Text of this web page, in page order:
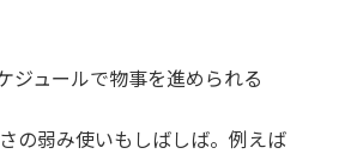
ジュールで物事を進められる
の弱み使いもしばしば。例えば